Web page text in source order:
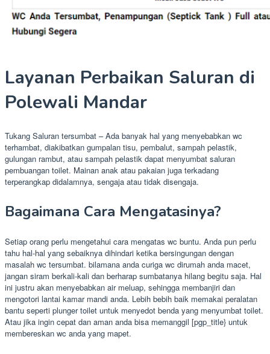
Layanan Perbaikan Saluran di
Polewali Mandar
Tukang Saluran tersumbat – Ada banyak hal yang menyebabkan wc
terhambat, diakibatkan gumpalan tisu, pembalut, sampah pelastik,
gulungan rambut, atau sampah pelastik dapat menyumbat saluran
pembuangan toilet. Mainan anak atau pakaian juga terkadang
terperangkap didalamnya, sengaja atau tidak disengaja.
Bagaimana Cara Mengatasinya?
Setiap orang perlu mengetahui cara mengatas wc buntu. Anda pun perlu
tahu hal-hal yang sebaiknya dihindari ketika bersingungan dengan
masalah wc tersumbat. bilamana anda curiga wc dirumah anda macet,
jangan siram berkali-kali dan berharap sumbatanya hilang begitu saja. Hal
ini justru akan menyebabkan air meluap, sehingga membanjiri dan
mengotori lantai kamar mandi anda. Lebih bebih baik memakai peralatan
bantu seperti plunger toilet untuk menyedot benda yang menyumbat toilet.
Atau jika ingin cepat dan aman anda bisa memanggil [pgp_title} untuk
membereskan wc anda yang mapet.